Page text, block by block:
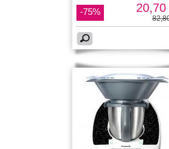
-75% 20,70